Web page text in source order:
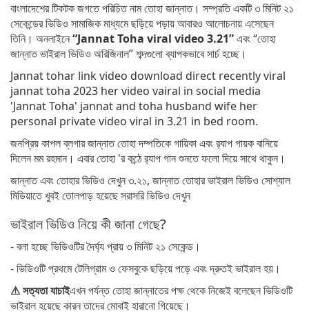
বাংলাদেশের টিকটক জগতে পরিচিত নাম তোহা জান্নাত। সম্প্রতি একটি ৩ মিনিট ২১
সেকেন্ডের ভিডিও সামাজিক মাধ্যমে ছড়িয়ে পড়ায় আবারও আলোচনায় এসেছেন
তিনি। অনলাইনে“Jannat Toha viral video 3.21”এবং “তোহা
জান্নাত ভাইরাল ভিডিও অরিজিনাল” শব্দগুলো ব্যাপকভাবে সার্চ হচ্ছে।
Jannat tohar link video download direct recently viral
jannat toha 2023 her video vairal in social media
'Jannat Toha' jannat and toha husband wife her
personal private video viral in 3.21 in bed room.
জনপ্রিয় কাপল ব্লগার জান্নাত তোহা দম্পতিকে গায়িকা এবং র‍্যাপ গায়ক বানিয়ে
দিলেন মম রহমান। এবার তোহা 'র কন্ঠে র‍্যাপ গান শুনতে ফলো দিয়ে সাথে থাকুন।
জান্নাত এবং তোহার ভিডিও দেখুন ৩.২১, জান্নাত তোহার ভাইরাল ভিডিও সোশ্যাল
মিডিয়াতে খুবই তোলপাড় হয়েছে সরাসরি ভিডিও দেখুন
ভাইরাল ভিডিও নিয়ে কী জানা গেছে?
- বলা হচ্ছে ভিডিওটির দৈর্ঘ্য প্রায় ৩ মিনিট ২১ সেকেন্ড।
- ভিডিওটি প্রথমে টেলিগ্রাম ও ফেসবুকে ছড়িয়ে পড়ে এবং দ্রুতই ভাইরাল হয়।
⚠ সত্যতা যাচাইএখন পর্যন্ত তোহা জান্নাতের পক্ষ থেকে নিজেই বলেছেন ভিডিওটি
ভাইরাল হয়েছে কারন তাদের মোবাই হারানো গিয়েছে।